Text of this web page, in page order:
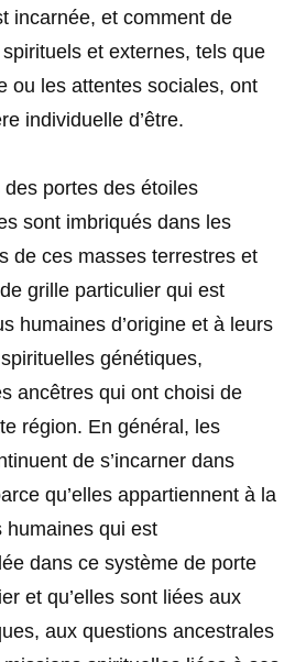
incarnée, et comment de
et externes, tels que
ou les attentes sociales, ont
individuelle d’être.
portes des étoiles
sont imbriqués dans les
de ces masses terrestres et
grille particulier qui est
humaines d’origine et à leurs
génétiques,
ancêtres qui ont choisi de
région. En général, les
de s’incarner dans
qu’elles appartiennent à la
humaines qui est
dans ce système de porte
et qu’elles sont liées aux
aux questions ancestrales